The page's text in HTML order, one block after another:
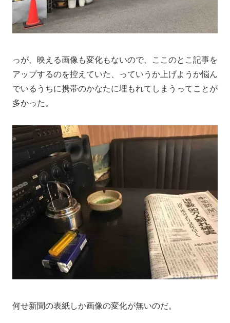
っが、映える画像も変化もないので、ここのとこ記事を
アップするのを控えていた、っていうか上げようか悩ん
でいるうちに携帯のかなたに埋もれてしまうってことが
多かった。
何せ新聞の表紙しか画像の変化が無いのだ。